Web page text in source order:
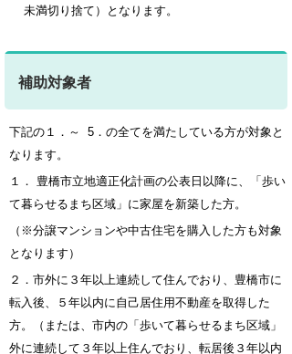
未満切り捨て）となります。
補助対象者
下記の１．～ 5．の全てを満たしている方が対象と
なります。
１．
豊橋市立地適正化計画の公表日以降に、「歩い
て暮らせるまち区域」に家屋を新築した方。
（※分譲マンションや中古住宅を購入した方も対象
となります）
２．市外に ３年以上連続して住んでおり、豊橋市に
転入後、５年以内に自己居住用不動産を取得した
方。
（または、市内の「歩いて暮らせるまち区域」
外に連続して３年以上住んでおり、転居後３年以内